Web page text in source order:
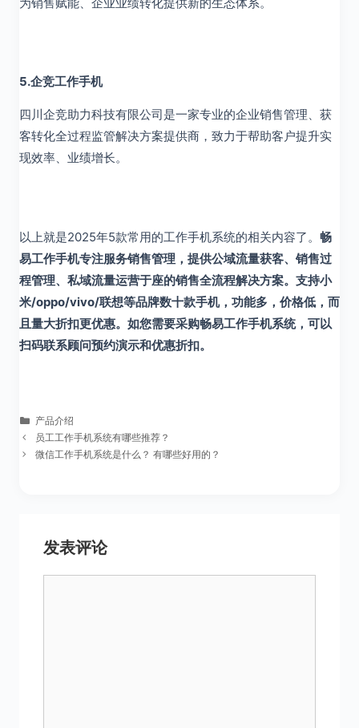
5.企竞工作手机
四川企竞助力科技有限公司是一家专业的企业销售管理、获
客转化全过程监管解决方案提供商，致力于帮助客户提升实
现效率、业绩增长。
以上就是2025年5款常用的工作手机系统的相关内容了。 畅
易工作手机专注服务销售管理，提供公域流量获客、销售过
程管理、私域流量运营于座的销售全流程解决方案。支持小
米/oppo/vivo/联想等品牌数十款手机，功能多，价格低，而
且量大折扣更优惠。如您需要采购畅易工作手机系统，可以
扫码联系顾问预约演示和优惠折扣。
分
类
产品介绍
员工工作手机系统有哪些推荐？
微信工作手机系统是什么？ 有哪些好用的？
发表评论